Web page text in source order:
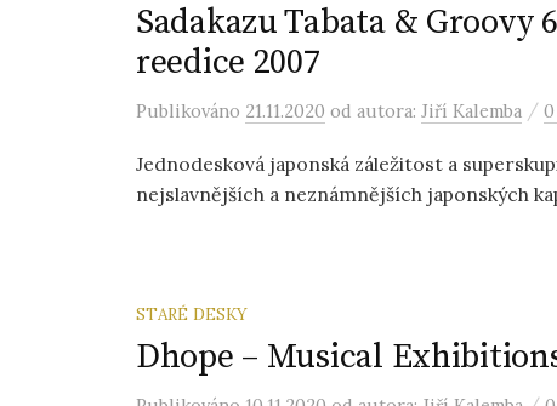
Sadakazu Tabata & Groovy
reedice 2007
Publikováno 21.11.2020 od autora: Jiří Kalemba /
Jednodesková japonská záležitost a
nejslavnějších a neznámnějších japonských
STARÉ DESKY
Dhope – Musical